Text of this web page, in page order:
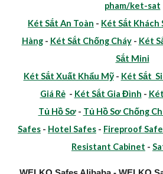
pham/ket-sat
Két Sắt An Toàn - Két Sắt Khách
Hàng- Két Sắt Chống Cháy- Két
Sắt Mini
Két Sắt Xuất Khẩu Mỹ- Két Sắt
Giá Rẻ- Két Sắt Gia Đình -
Tủ Hồ Sơ- Tủ Hồ Sơ Chống
Safes - Hotel Safes - Fireproof
Resistant Cabinet -